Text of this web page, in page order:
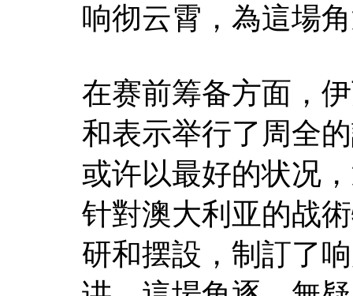
响彻云霄，為這場
在赛前筹备方面，
和表示举行了周全
或许以最好的状况
针對澳大利亚的战
研和摆設，制訂了